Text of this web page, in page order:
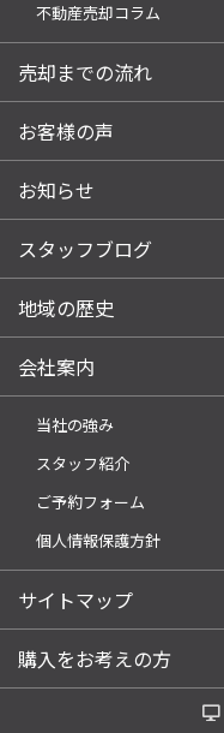
不動産売却コラム
売却までの流れ
お客様の声
お知らせ
スタッフブログ
地域の歴史
会社案内
当社の強み
スタッフ紹介
ご予約フォーム
個人情報保護方針
サイトマップ
購入をお考えの方